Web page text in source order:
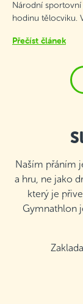
Národní
hodinu tělocviku.
Přečíst článek
Naším přáním
a hru, ne jako
který je
Gymnathlon